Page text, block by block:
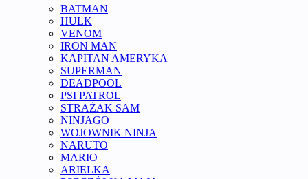
BATMAN
HULK
VENOM
IRON MAN
KAPITAN AMERYKA
SUPERMAN
DEADPOOL
PSI PATROL
STRAŻAK SAM
NINJAGO
WOJOWNIK NINJA
NARUTO
MARIO
ARIELKA